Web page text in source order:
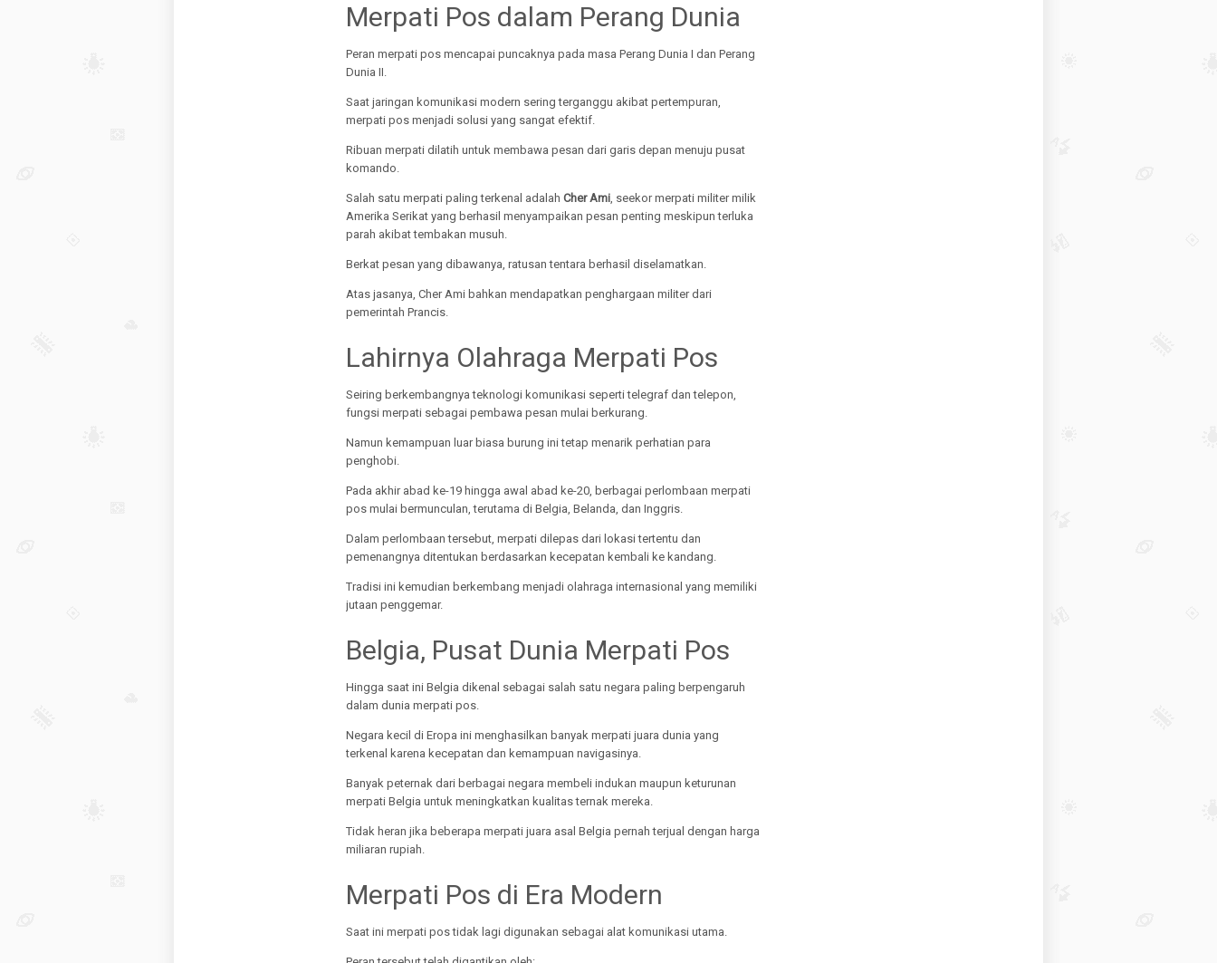
Merpati Pos dalam Perang Dunia
Peran merpati pos mencapai puncaknya pada masa Perang Dunia I dan Perang
Dunia II.
Saat jaringan komunikasi modern sering terganggu akibat pertempuran,
merpati pos menjadi solusi yang sangat efektif.
Ribuan merpati dilatih untuk membawa pesan dari garis depan menuju pusat
komando.
Salah satu merpati paling terkenal adalah Cher Ami, seekor merpati militer milik
Amerika Serikat yang berhasil menyampaikan pesan penting meskipun terluka
parah akibat tembakan musuh.
Berkat pesan yang dibawanya, ratusan tentara berhasil diselamatkan.
Atas jasanya, Cher Ami bahkan mendapatkan penghargaan militer dari
pemerintah Prancis.
Lahirnya Olahraga Merpati Pos
Seiring berkembangnya teknologi komunikasi seperti telegraf dan telepon,
fungsi merpati sebagai pembawa pesan mulai berkurang.
Namun kemampuan luar biasa burung ini tetap menarik perhatian para
penghobi.
Pada akhir abad ke-19 hingga awal abad ke-20, berbagai perlombaan merpati
pos mulai bermunculan, terutama di Belgia, Belanda, dan Inggris.
Dalam perlombaan tersebut, merpati dilepas dari lokasi tertentu dan
pemenangnya ditentukan berdasarkan kecepatan kembali ke kandang.
Tradisi ini kemudian berkembang menjadi olahraga internasional yang memiliki
jutaan penggemar.
Belgia, Pusat Dunia Merpati Pos
Hingga saat ini Belgia dikenal sebagai salah satu negara paling berpengaruh
dalam dunia merpati pos.
Negara kecil di Eropa ini menghasilkan banyak merpati juara dunia yang
terkenal karena kecepatan dan kemampuan navigasinya.
Banyak peternak dari berbagai negara membeli indukan maupun keturunan
merpati Belgia untuk meningkatkan kualitas ternak mereka.
Tidak heran jika beberapa merpati juara asal Belgia pernah terjual dengan harga
miliaran rupiah.
Merpati Pos di Era Modern
Saat ini merpati pos tidak lagi digunakan sebagai alat komunikasi utama.